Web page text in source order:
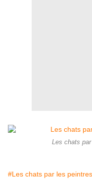
Les chats
#Les chats par les peintres